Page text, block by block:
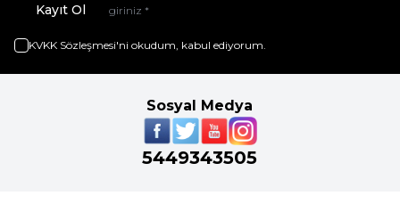
Kayıt Ol
KVKK Sözleşmesi'ni okudum, kabul ediyorum.
Sosyal Medya
5449343505